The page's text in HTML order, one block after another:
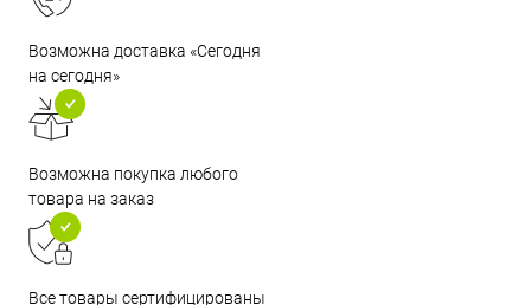
Возможна доставка «Сегодня
на сегодня»
Возможна покупка любого
товара на заказ
Все товары сертифицированы